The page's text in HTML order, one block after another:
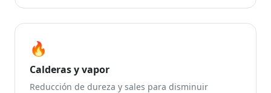
🔥
Calderas y vapor
Reducción de dureza y sales para disminuir